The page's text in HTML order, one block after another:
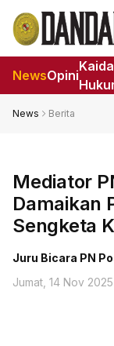
NewsOpini
News Berita
Mediator
Damaikan
Sengketa
Juru Bicara PN
Jumat, 14 Nov 2025